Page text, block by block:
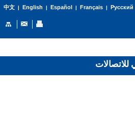
中文| English | Español | Français| Русский
للاتصالات